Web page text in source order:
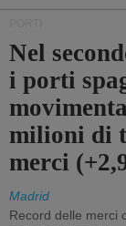
Nel
i porti
milioni di
merci
Madrid
Record delle merci